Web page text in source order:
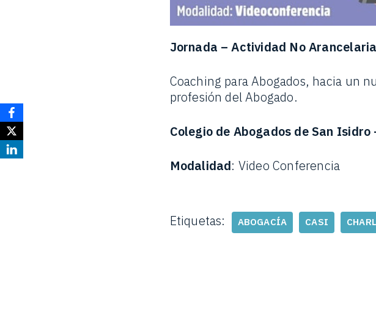
Jornada – Actividad No
Coaching para Abogados, hacia un
profesión del Abogado.
Colegio de Abogados de San
Modalidad: Video Conferencia
Etiquetas: ABOGACÍA CASI